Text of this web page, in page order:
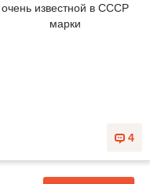
очень известной в СССР
марки
4